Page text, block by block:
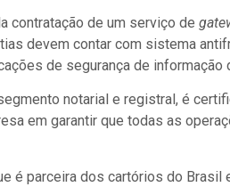
contratação de um serviço de
devem contar com sistema
de segurança de informação
notarial e registral, é
em garantir que todas as
é parceira dos cartórios do